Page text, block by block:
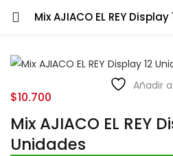
Añadir
Mix AJIACO EL REY
Unidades
$10.700
LOGIN
Ingresa tu correo y contraseña